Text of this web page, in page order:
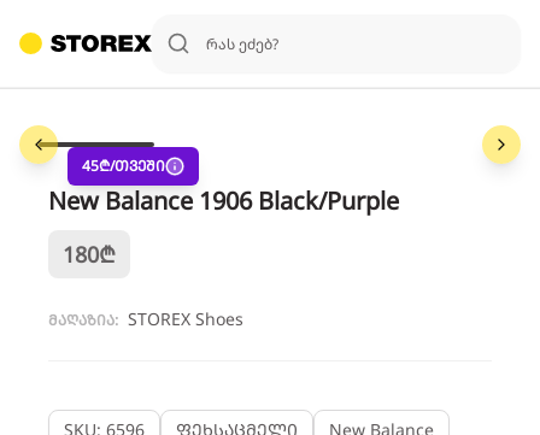
45₾/თვეში
New Balance 1906 Black/Purple
180₾
მაღაზია: STOREX Shoes
SKU: 6596 ფეხსაცმელი
New Balance